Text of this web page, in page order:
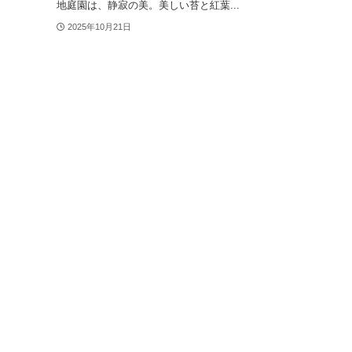
地庭園は、静寂の美。美しい苔と紅葉...
2025年10月21日